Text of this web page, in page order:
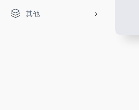
其他
DeepSeek-